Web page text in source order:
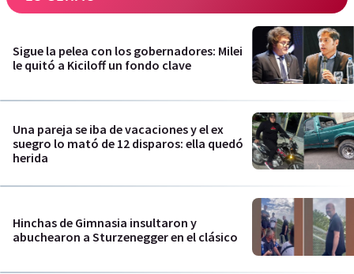
Sigue la pelea con los gobernadores: Milei
le quitó a Kiciloff un fondo clave
Una pareja se iba de vacaciones y el ex
suegro lo mató de 12 disparos: ella quedó
herida
Hinchas de Gimnasia insultaron y
abuchearon a Sturzenegger en el clásico